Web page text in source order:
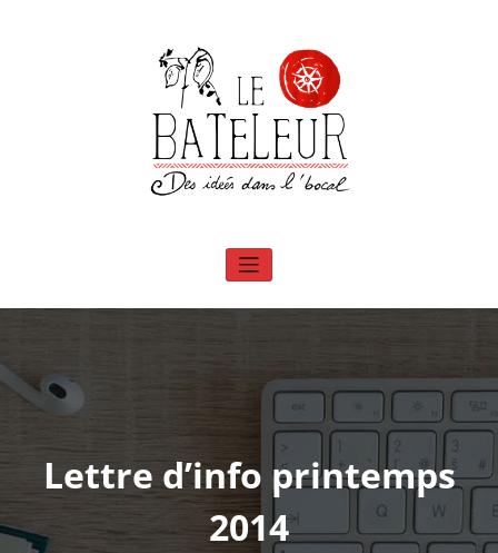
Le Bateleur – Conserverie associative
Ardèche
Lettre d’info printemps
2014